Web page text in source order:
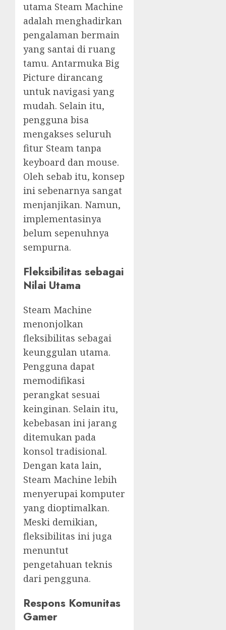
utama Steam Machine
adalah menghadirkan
pengalaman bermain
yang santai di ruang
tamu. Antarmuka Big
Picture dirancang
untuk navigasi yang
mudah. Selain itu,
pengguna bisa
mengakses seluruh
fitur Steam tanpa
keyboard dan mouse.
Oleh sebab itu, konsep
ini sebenarnya sangat
menjanjikan. Namun,
implementasinya
belum sepenuhnya
sempurna.
Fleksibilitas sebagai
Nilai Utama
Steam Machine
menonjolkan
fleksibilitas sebagai
keunggulan utama.
Pengguna dapat
memodifikasi
perangkat sesuai
keinginan. Selain itu,
kebebasan ini jarang
ditemukan pada
konsol tradisional.
Dengan kata lain,
Steam Machine lebih
menyerupai komputer
yang dioptimalkan.
Meski demikian,
fleksibilitas ini juga
menuntut
pengetahuan teknis
dari pengguna.
Respons Komunitas
Gamer